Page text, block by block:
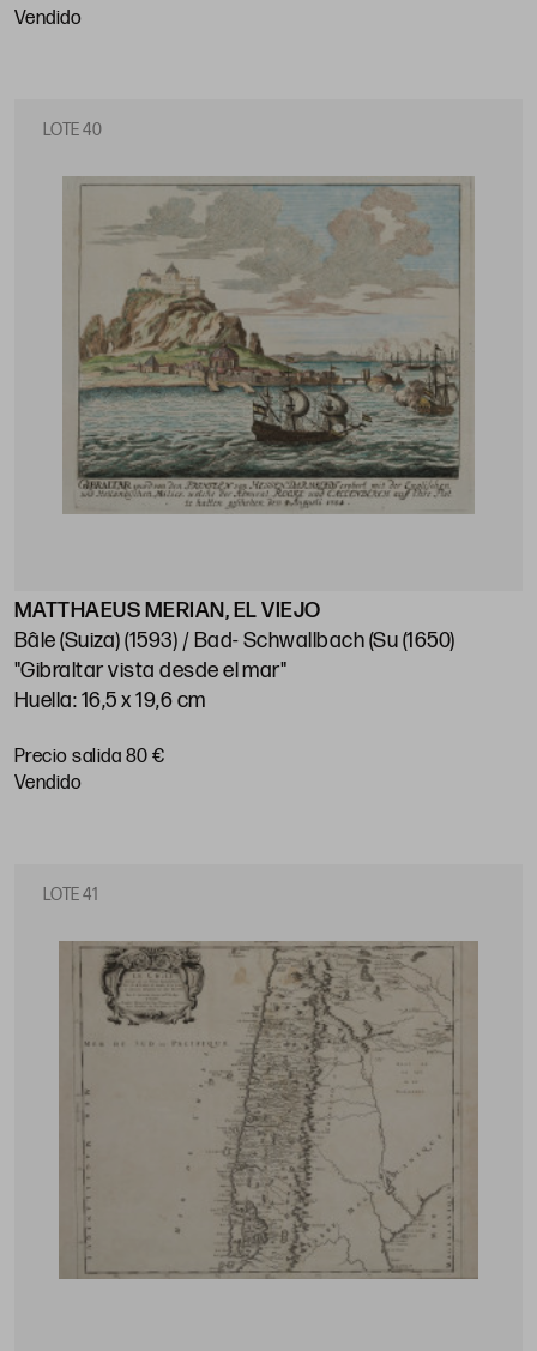
vendido
LOTE 40
MATTHAEUS MERIAN, EL VIEJO
Bâle (Suiza) (1593) / Bad- Schwallbach (Su (1650)
"Gibraltar vista desde el mar"
Huella: 16,5 x 19,6 cm
Precio salida 80 €
vendido
LOTE 41